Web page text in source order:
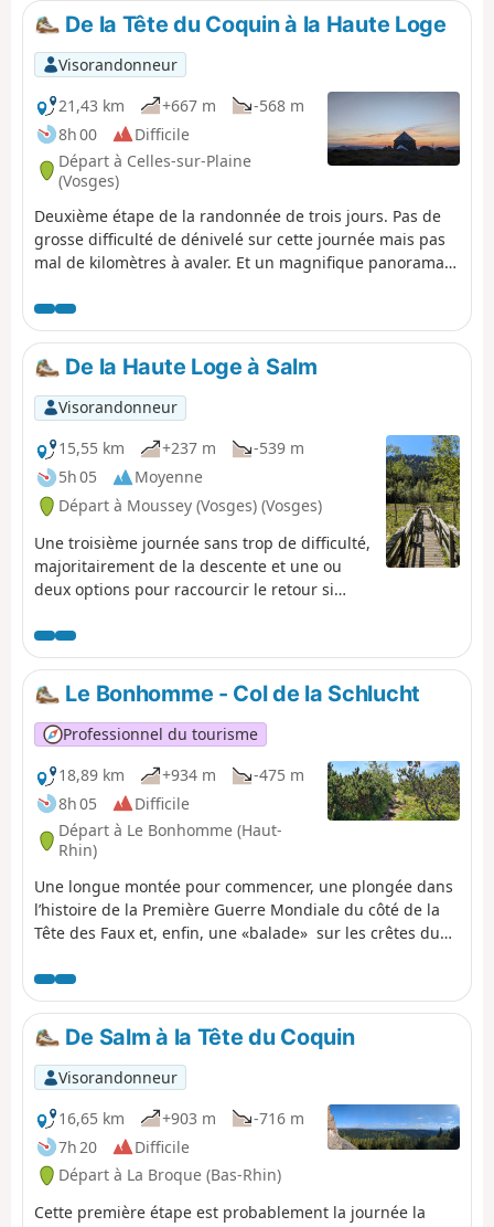
la mention TMV (Traversée du Massif Vosgien).
De la Tête du Coquin à la Haute Loge
Visorandonneur
21,43 km
+667 m
-568 m
8h 00
Difficile
Départ à Celles-sur-Plaine
(Vosges)
Deuxième étape de la randonnée de trois jours. Pas de
grosse difficulté de dénivelé sur cette journée mais pas
mal de kilomètres à avaler. Et un magnifique panorama
déplacement.
De la Haute Loge à Salm
Visorandonneur
15,55 km
+237 m
-539 m
5h 05
Moyenne
Départ à Moussey (Vosges) (Vosges)
Une troisième journée sans trop de difficulté,
majoritairement de la descente et une ou
deux options pour raccourcir le retour si
Le Bonhomme - Col de la Schlucht
Professionnel du tourisme
18,89 km
+934 m
-475 m
8h 05
Difficile
Départ à Le Bonhomme (Haut-
Rhin)
Une longue montée pour commencer, une plongée dans
l’histoire de la Première Guerre Mondiale du côté de la
Tête des Faux et, enfin, une «balade» sur les crêtes du
des plus beaux lacs des Hautes Vosges : Lac Blanc, Lac
Noir, Lac Vert, Lac du Forlet...
De Salm à la Tête du Coquin
Visorandonneur
16,65 km
+903 m
-716 m
7h 20
Difficile
Départ à La Broque (Bas-Rhin)
Cette première étape est probablement la journée la